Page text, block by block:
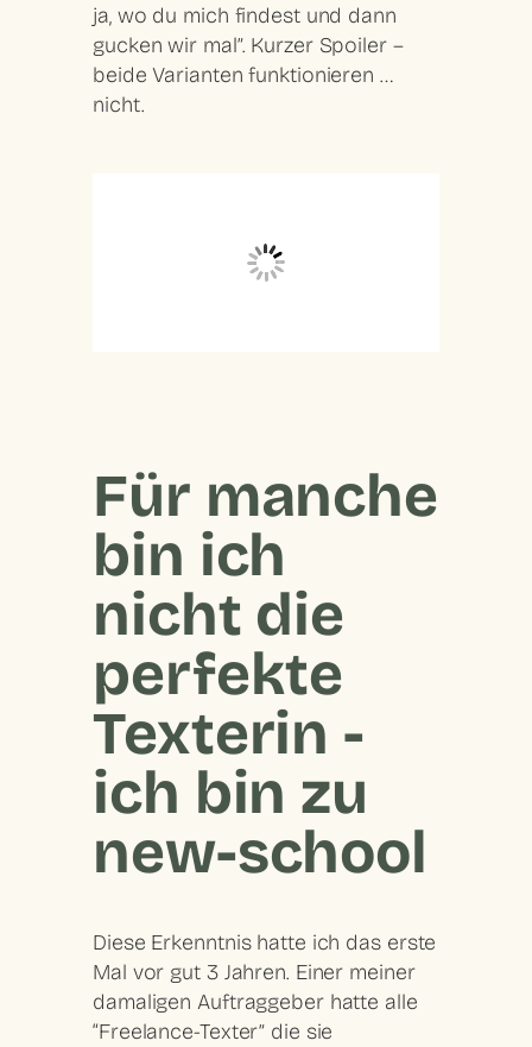
ja, wo du mich findest und dann
gucken wir mal”. Kurzer Spoiler –
beide Varianten funktionieren …
nicht.
Für manche
bin ich
nicht die
perfekte
Texterin -
ich bin zu
new-school
Diese Erkenntnis hatte ich das erste
Mal vor gut 3 Jahren. Einer meiner
damaligen Auftraggeber hatte alle
“Freelance-Texter” die sie